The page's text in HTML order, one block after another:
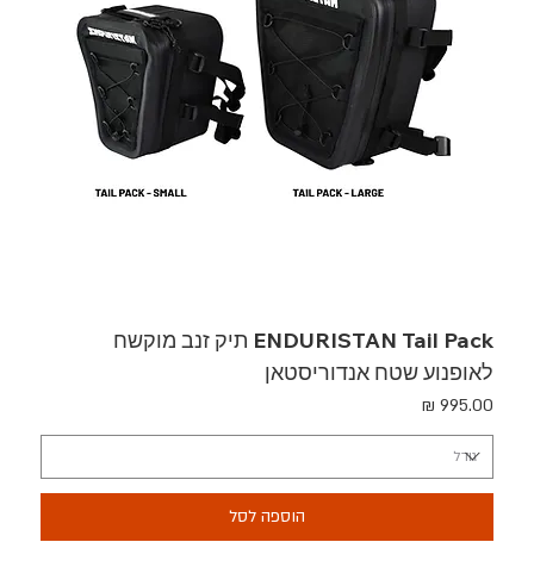
ENDURISTAN Tail Pack תיק זנב מוקשח
לאופנוע שטח אנדוריסטאן
מחיר
הוספה לסל